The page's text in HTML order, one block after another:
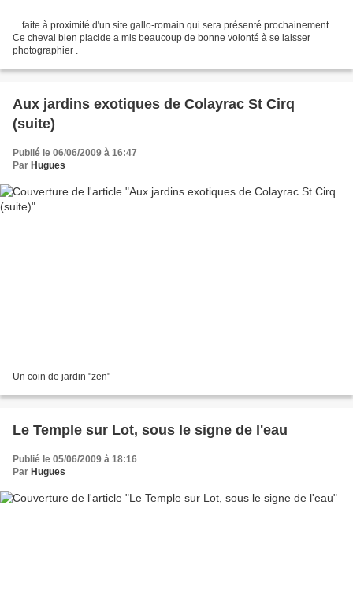
... faite à proximité d'un site gallo-romain qui sera présenté prochainement.
Ce cheval bien placide a mis beaucoup de bonne volonté à se laisser
photographier .
Aux jardins exotiques de Colayrac St Cirq
(suite)
Publié le 06/06/2009 à 16:47
Par Hugues
Un coin de jardin "zen"
Le Temple sur Lot, sous le signe de l'eau
Publié le 05/06/2009 à 18:16
Par Hugues